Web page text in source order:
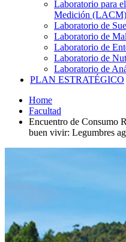
Laboratorio para
Medición (LACM)
Laboratorio de
Laboratorio de
Laboratorio de
Laboratorio de
Laboratorio de
PLAN ESTRATÉGICO
Home
Facultad
Encuentro de Consumo
buen vivir: Legumbres